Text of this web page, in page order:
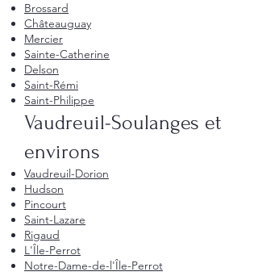
Brossard
Châteauguay
Mercier
Sainte-Catherine
Delson
Saint-Rémi
Saint-Philippe
Vaudreuil-Soulanges et
environs
Vaudreuil-Dorion
Hudson
Pincourt
Saint-Lazare
Rigaud
L'Île-Perrot
Notre-Dame-de-l'Île-Perrot